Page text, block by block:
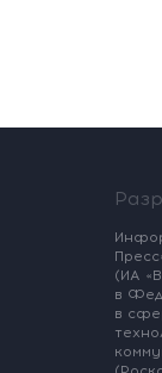
(ИА
в
в